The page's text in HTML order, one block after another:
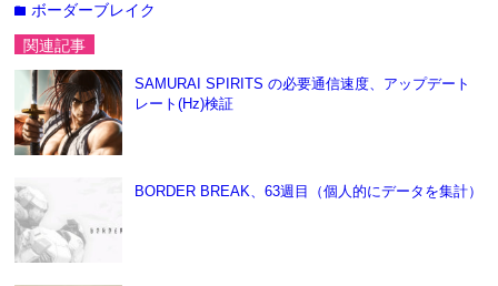
folder ボーダーブレイク
関連記事
SAMURAI SPIRITS の必要通信速度、アップデート
レート(Hz)検証
BORDER BREAK、63週目（個人的にデータを集計）